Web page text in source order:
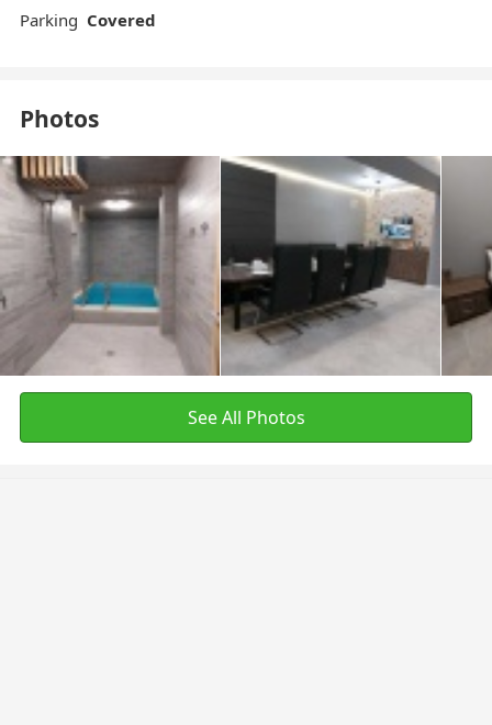
Parking Covered
Photos
See All Photos